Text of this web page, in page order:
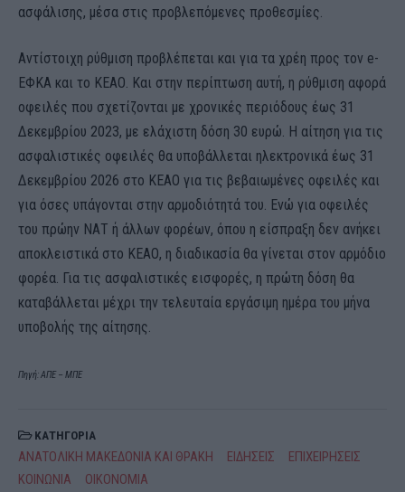
ασφάλισης, μέσα στις προβλεπόμενες προθεσμίες.
Αντίστοιχη ρύθμιση προβλέπεται και για τα χρέη προς τον e-
ΕΦΚΑ και το ΚΕΑΟ. Και στην περίπτωση αυτή, η ρύθμιση αφορά
οφειλές που σχετίζονται με χρονικές περιόδους έως 31
Δεκεμβρίου 2023, με ελάχιστη δόση 30 ευρώ. Η αίτηση για τις
ασφαλιστικές οφειλές θα υποβάλλεται ηλεκτρονικά έως 31
Δεκεμβρίου 2026 στο ΚΕΑΟ για τις βεβαιωμένες οφειλές και
για όσες υπάγονται στην αρμοδιότητά του. Ενώ για οφειλές
του πρώην ΝΑΤ ή άλλων φορέων, όπου η είσπραξη δεν ανήκει
αποκλειστικά στο ΚΕΑΟ, η διαδικασία θα γίνεται στον αρμόδιο
φορέα. Για τις ασφαλιστικές εισφορές, η πρώτη δόση θα
καταβάλλεται μέχρι την τελευταία εργάσιμη ημέρα του μήνα
υποβολής της αίτησης.
Πηγή: ΑΠΕ – ΜΠΕ
ΚΑΤΗΓΟΡΙΑ
ΑΝΑΤΟΛΙΚΗ ΜΑΚΕΔΟΝΙΑ ΚΑΙ ΘΡΑΚΗ ΕΙΔΗΣΕΙΣ
ΕΠΙΧΕΙΡΗΣΕΙΣ
ΚΟΙΝΩΝΙΑ
ΟΙΚΟΝΟΜΙΑ